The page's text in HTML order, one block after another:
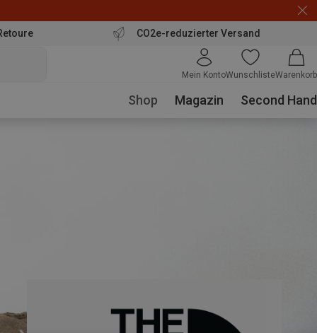
CO2e-reduzierter Versand
Mein KontoWunschlisteWarenkorb
Shop Magazin Second Hand